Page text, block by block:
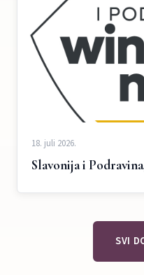
18. juli 2026.
Slavonija i
SVI